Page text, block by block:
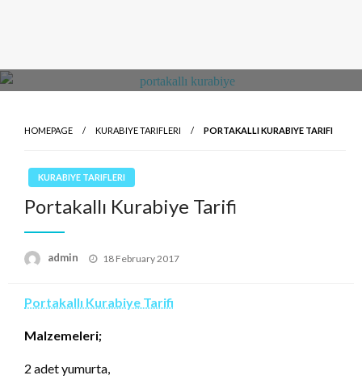
HOMEPAGE KURABIYE TARIFLERI PORTAKALLI KURABIYE TARIFI
KURABIYE TARIFLERI
Portakallı Kurabiye Tarifi
admin
Posted
18 February 2017
Portakallı Kurabiye Tarifi
Malzemeleri;
2 adet yumurta,